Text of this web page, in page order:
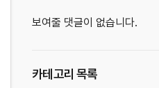
보여줄 댓글이 없습니다.
카테고리 목록